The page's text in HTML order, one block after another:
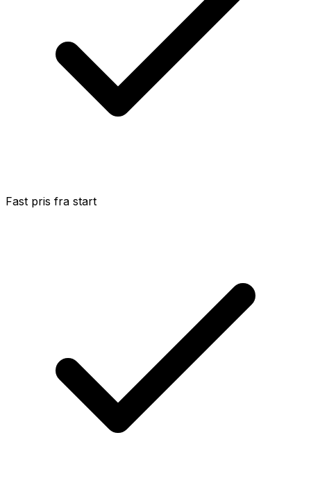
Fast pris fra start